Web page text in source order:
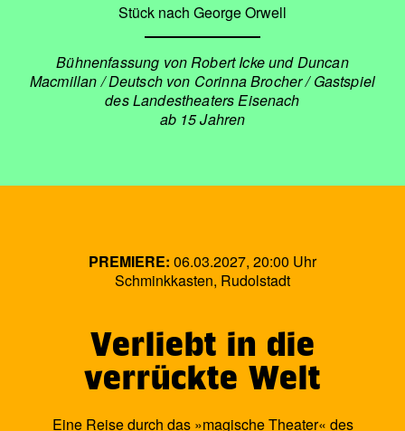
Stück nach George Orwell
Bühnenfassung von Robert Icke und Duncan
Macmillan / Deutsch von Corinna Brocher / Gastspiel
des Landestheaters Eisenach
ab 15 Jahren
PREMIERE: 06.03.2027, 20:00 Uhr
Schminkkasten, Rudolstadt
Verliebt in die
verrückte Welt
Eine Reise durch das »magische Theater« des